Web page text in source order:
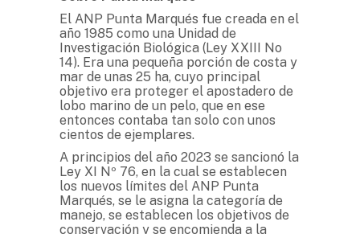
El ANP Punta Marqués fue creada en el
año 1985 como una Unidad de
Investigación Biológica (Ley XXIII No
14). Era una pequeña porción de costa y
mar de unas 25 ha, cuyo principal
objetivo era proteger el apostadero de
lobo marino de un pelo, que en ese
entonces contaba tan solo con unos
cientos de ejemplares.
A principios del año 2023 se sancionó la
Ley XI Nº 76, en la cual se establecen
los nuevos límites del ANP Punta
Marqués, se le asigna la categoría de
manejo, se establecen los objetivos de
conservación y se encomienda a la